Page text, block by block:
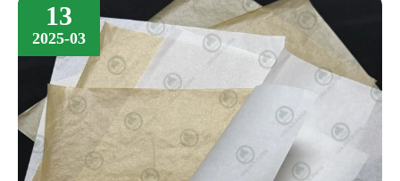
13
2025-03